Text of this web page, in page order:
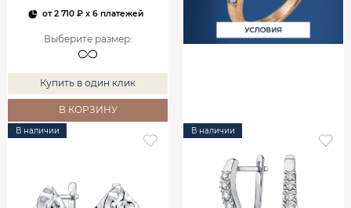
от2 710 ₽x 6 платежей
Выберите размер:
Купить в один клик
В КОРЗИНУ
В наличии В наличии